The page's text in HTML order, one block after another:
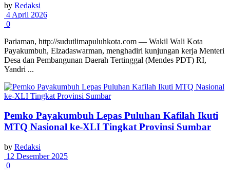
by Redaksi
4 April 2026
0
Pariaman, http://sudutlimapuluhkota.com — Wakil Wali Kota
Payakumbuh, Elzadaswarman, menghadiri kunjungan kerja Menteri
Desa dan Pembangunan Daerah Tertinggal (Mendes PDT) RI,
Yandri ...
Pemko Payakumbuh Lepas Puluhan Kafilah Ikuti
MTQ Nasional ke-XLI Tingkat Provinsi Sumbar
by Redaksi
12 Desember 2025
0